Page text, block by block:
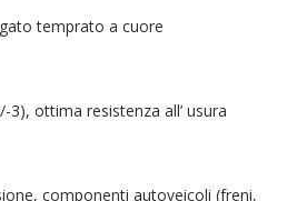
temprato a cuore
3), ottima resistenza all’ usura
componenti autoveicoli (freni,